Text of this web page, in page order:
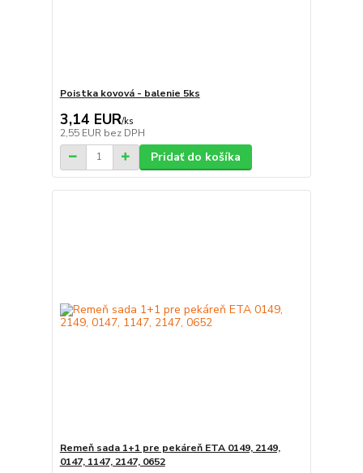
Poistka kovová - balenie 5ks
3,14 EUR/ks
2,55 EUR bez DPH
Pridať do košíka
Remeň sada 1+1 pre pekáreň ETA 0149, 2149,
0147, 1147, 2147, 0652